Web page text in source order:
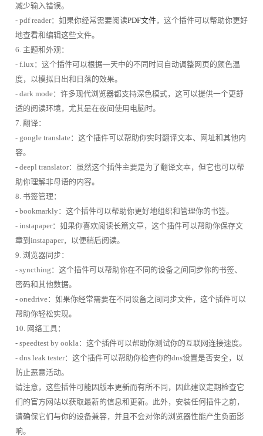
减少输入错误。
- pdf reader：如果你经常需要阅读PDF文件，这个插件可以帮助你更好
地查看和编辑这些文件。
6. 主题和外观：
- f.lux：这个插件可以根据一天中的不同时间自动调整网页的颜色温
度，以模拟日出和日落的效果。
- dark mode：许多现代浏览器都支持深色模式，这可以提供一个更舒
适的阅读环境，尤其是在夜间使用电脑时。
7. 翻译：
- google translate：这个插件可以帮助你实时翻译文本、网址和其他内
容。
- deepl translator：虽然这个插件主要是为了翻译文本，但它也可以帮
助你理解非母语的内容。
8. 书签管理：
- bookmarkly：这个插件可以帮助你更好地组织和管理你的书签。
- instapaper：如果你喜欢阅读长篇文章，这个插件可以帮助你保存文
章到instapaper，以便稍后阅读。
9. 浏览器同步：
- syncthing：这个插件可以帮助你在不同的设备之间同步你的书签、
密码和其他数据。
- onedrive：如果你经常需要在不同设备之间同步文件，这个插件可以
帮助你轻松实现。
10. 网络工具：
- speedtest by ookla：这个插件可以帮助你测试你的互联网连接速度。
- dns leak tester：这个插件可以帮助你检查你的dns设置是否安全，以
防止恶意活动。
请注意，这些插件可能因版本更新而有所不同，因此建议定期检查它
们的官方网站以获取最新的信息和更新。此外，安装任何插件之前，
请确保它们与你的设备兼容，并且不会对你的浏览器性能产生负面影
响。